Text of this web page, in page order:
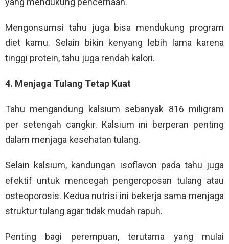
Mengonsumsi tahu juga bisa mendukung program
diet kamu. Selain bikin kenyang lebih lama karena
tinggi protein, tahu juga rendah kalori.
4. Menjaga Tulang Tetap Kuat
Tahu mengandung kalsium sebanyak 816 miligram
per setengah cangkir. Kalsium ini berperan penting
dalam menjaga kesehatan tulang.
Selain kalsium, kandungan isoflavon pada tahu juga
efektif untuk mencegah pengeroposan tulang atau
osteoporosis. Kedua nutrisi ini bekerja sama menjaga
struktur tulang agar tidak mudah rapuh.
Penting bagi perempuan, terutama yang mulai